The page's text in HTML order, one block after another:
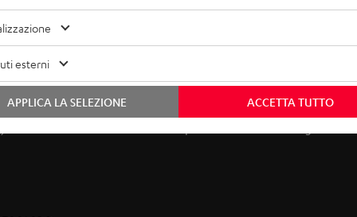
eine optimale Wiedergabehöhe. Der entsprechende
Ohrhöhe. Das führt zu einer präziseren Darstellung und
esterni
ACCETTA TUTTO
APPLICA LA SELEZIONE